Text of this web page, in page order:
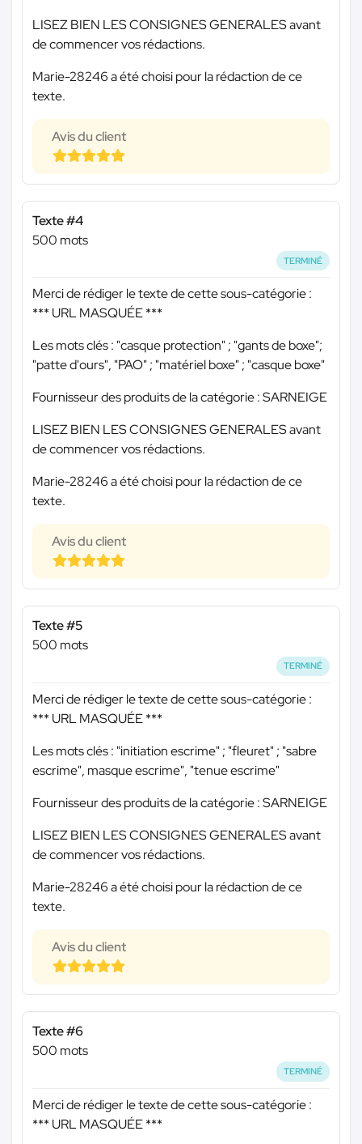
LISEZ BIEN LES CONSIGNES GENERALES avant
de commencer vos rédactions.
Marie-28246 a été choisi pour la rédaction de ce
texte.
Avis du client
Texte #4
500 mots
TERMINÉ
Merci de rédiger le texte de cette sous-catégorie :
*** URL MASQUÉE ***
Les mots clés : "casque protection" ; "gants de boxe";
"patte d'ours", "PAO" ; "matériel boxe" ; "casque boxe"
Fournisseur des produits de la catégorie : SARNEIGE
LISEZ BIEN LES CONSIGNES GENERALES avant
de commencer vos rédactions.
Marie-28246 a été choisi pour la rédaction de ce
texte.
Avis du client
Texte #5
500 mots
TERMINÉ
Merci de rédiger le texte de cette sous-catégorie :
*** URL MASQUÉE ***
Les mots clés : "initiation escrime" ; "fleuret" ; "sabre
escrime", masque escrime", "tenue escrime"
Fournisseur des produits de la catégorie : SARNEIGE
LISEZ BIEN LES CONSIGNES GENERALES avant
de commencer vos rédactions.
Marie-28246 a été choisi pour la rédaction de ce
texte.
Avis du client
Texte #6
500 mots
TERMINÉ
Merci de rédiger le texte de cette sous-catégorie :
*** URL MASQUÉE ***